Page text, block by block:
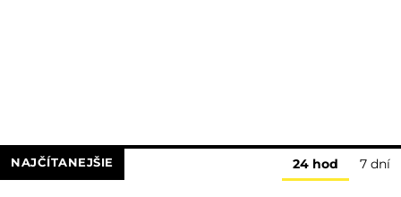
NAJČÍTANEJŠIE 24 hod 7 dní